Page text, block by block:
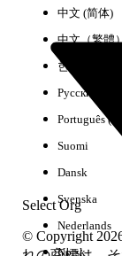
Select Org
中文 (简体)
中文（繁體
한국어
Русский
Português
Suomi
Dansk
Svenska
Nederlands
Norsk
© Copyright